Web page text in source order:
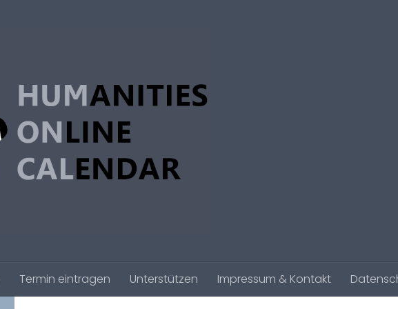
Termin eintragen Unterstützen Impressum & Kontakt